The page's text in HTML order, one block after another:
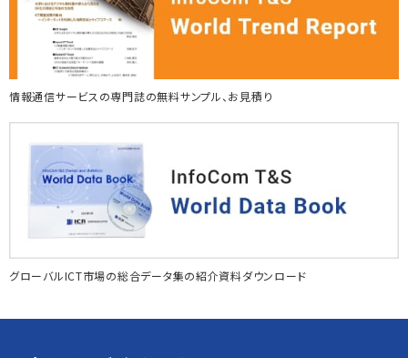
情報通信サービスの専門誌の無料サンプル、お見積り
グローバルICT市場の総合データ集の紹介資料ダウンロード